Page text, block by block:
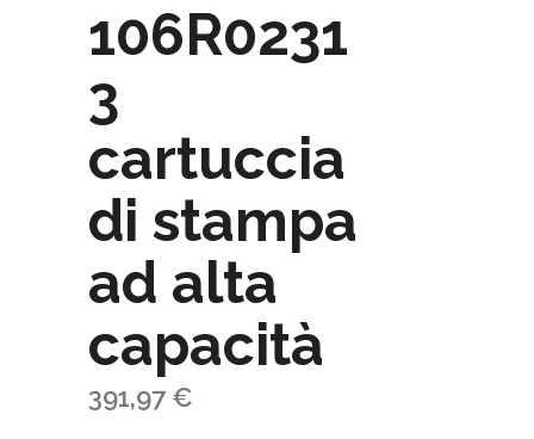
106R0231
3
cartuccia
di stampa
ad alta
capacità
391,97 €